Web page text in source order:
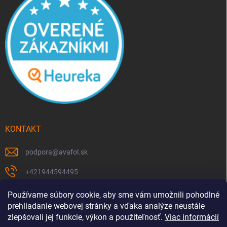
Používame súbory cookie, aby sme vám umožnili pohodlné
prehliadanie webovej stránky a vďaka analýze neustále
zlepšovali jej funkcie, výkon a použiteľnosť. Viac informácií
KONTAKT
podpora@avafol.sk
+421944594495
https://www.facebook.com/p/avafolsk-100091961793102/
avafol.sk/